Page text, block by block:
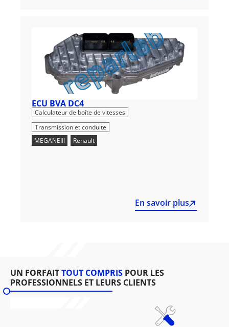
ECU BVA DC4
Calculateur de boîte de vitesses
Transmission et conduite
MEGANEIII
Renault
En savoir plus
UN FORFAITTOUT COMPRIS POUR LES
PROFESSIONNELS ET LEURS CLIENTS